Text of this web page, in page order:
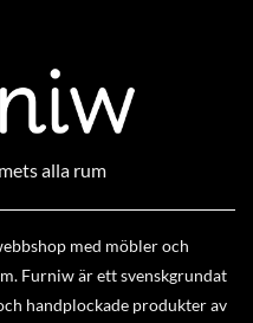
alla rum
med möbler och
Furniw är ett svenskgrundat
handplockade produkter av